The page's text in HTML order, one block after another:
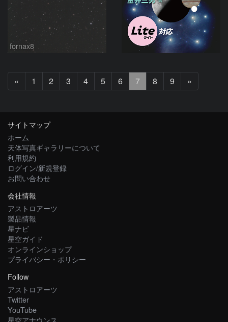
fornax8
«
へ
1 2 3 4 5 6 7 8 9 »
へ
サイトマップ
ホーム
天体写真ギャラリーについて
利用規約
ログイン/新規登録
お問い合わせ
会社情報
アストロアーツ
製品情報
星ナビ
星空ガイド
オンラインショップ
プライバシー・ポリシー
Follow
アストロアーツ
Twitter
YouTube
星空アナウンス